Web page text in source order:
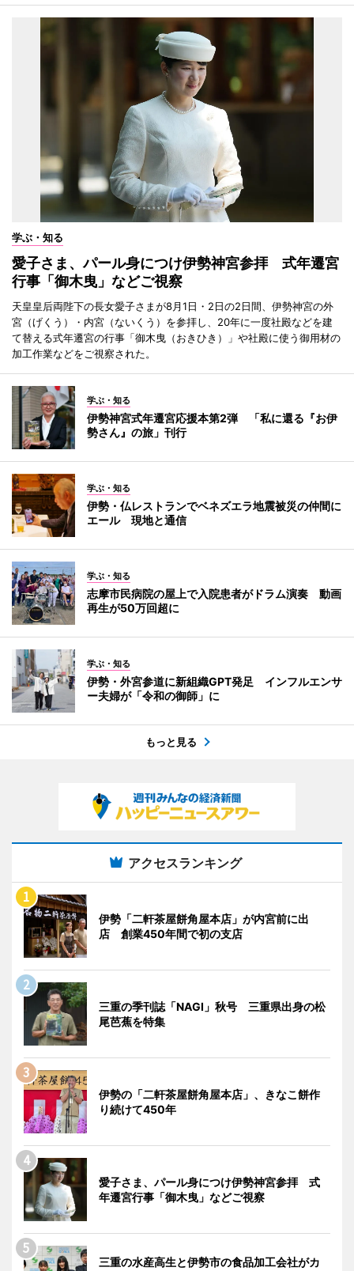
学ぶ・知る
愛子さま、パール身につけ伊勢神宮参拝 式年遷宮
行事「御木曳」などご視察
天皇皇后両陛下の長女愛子さまが8月1日・2日の2日間、伊勢神宮の外
宮（げくう）・内宮（ないくう）を参拝し、20年に一度社殿などを建
て替える式年遷宮の行事「御木曳（おきひき）」や社殿に使う御用材の
加工作業などをご視察された。
学ぶ・知る
伊勢神宮式年遷宮応援本第2弾 「私に還る『お伊
勢さん』の旅」刊行
学ぶ・知る
伊勢・仏レストランでベネズエラ地震被災の仲間に
エール 現地と通信
学ぶ・知る
志摩市民病院の屋上で入院患者がドラム演奏 動画
再生が50万回超に
学ぶ・知る
伊勢・外宮参道に新組織GPT発足 インフルエンサ
ー夫婦が「令和の御師」に
もっと見る
アクセスランキング
伊勢「二軒茶屋餅角屋本店」が内宮前に出
店 創業450年間で初の支店
三重の季刊誌「NAGI」秋号 三重県出身の松
尾芭蕉を特集
伊勢の「二軒茶屋餅角屋本店」、きなこ餅作
り続けて450年
愛子さま、パール身につけ伊勢神宮参拝 式
年遷宮行事「御木曳」などご視察
三重の水産高生と伊勢市の食品加工会社がカ